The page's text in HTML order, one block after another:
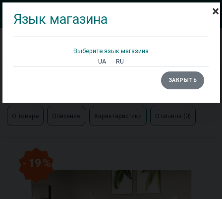
Матрасы
×
Язык магазина
Выберите язык магазина
UA
RU
ЗАКРЫТЬ
О товаре Описание Характеристики Отзывов (0)
- 19 %